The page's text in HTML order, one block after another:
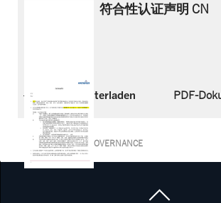
符合性认证声明 CN
Jetzt herunterladen PDF-
CORPORATE GOVERNANCE